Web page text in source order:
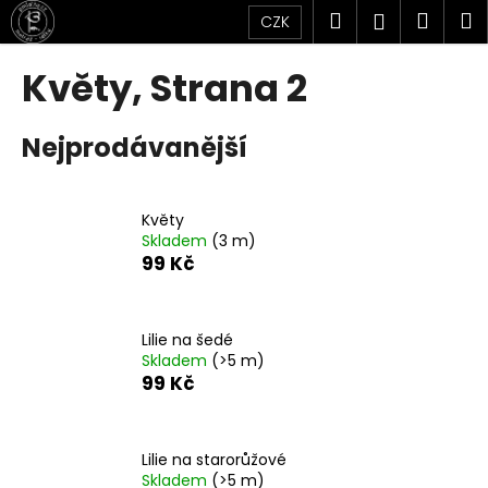
Přejít
na
obsah
CZK Hledat
Květy, Strana 2
Nejprodávanější
Květy
Skladem (3 m)
99 Kč
Lilie na šedé
Skladem (>5 m)
99 Kč
Lilie na starorůžové
Skladem (>5 m)
K
o
o